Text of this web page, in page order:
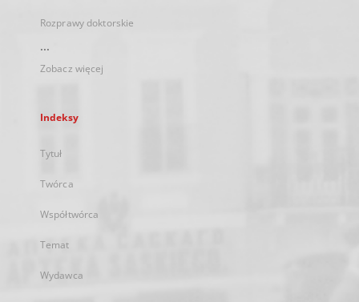
Rozprawy doktorskie
...
Zobacz więcej
Indeksy
Tytuł
Twórca
Współtwórca
Temat
Wydawca